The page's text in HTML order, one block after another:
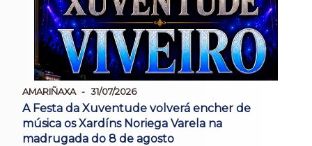
AMARIÑAXA 31/07/2026
A Festa da Xuventude volverá encher de
música os Xardíns Noriega Varela na
madrugada do 8 de agosto